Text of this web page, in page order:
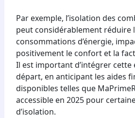
Par exemple, l’isolation des
peut considérablement réduire
consommations d’énergie,
positivement le confort et la
Il est important d’intégrer cette
départ, en anticipant les aides
disponibles telles que
accessible en 2025 pour
d’isolation.